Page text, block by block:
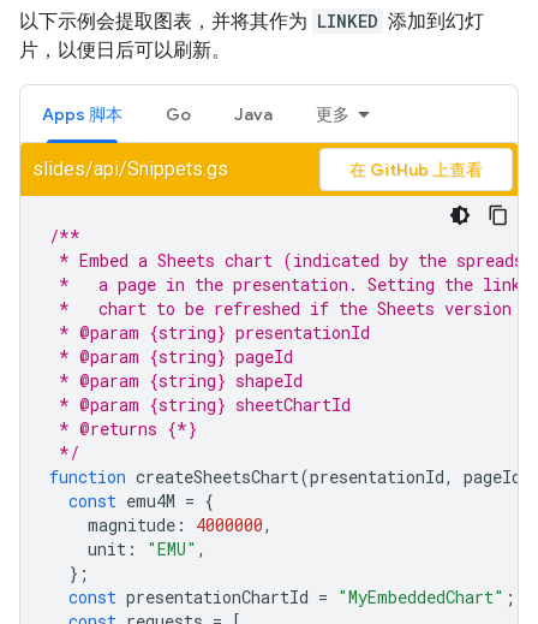
以下示例会提取图表，并将其作为 LINKED 添加到幻灯
片，以便日后可以刷新。
Apps 脚本 Go Java 更多
slides/api/Snippets.gs 在 GitHub 上查看
/**
* Embed a Sheets chart (indicated by the
*   a page in the presentation. Setting the
*   chart to be refreshed if the Sheets version is
* @param {string} presentationId
* @param {string} pageId
* @param {string} shapeId
* @param {string} sheetChartId
* @returns {*}
*/
function createSheetsChart(presentationId, pageId
const emu4M = {
magnitude : 4000000,
unit : "EMU" ,
};
const presentationChartId = "MyEmbeddedChart" ;